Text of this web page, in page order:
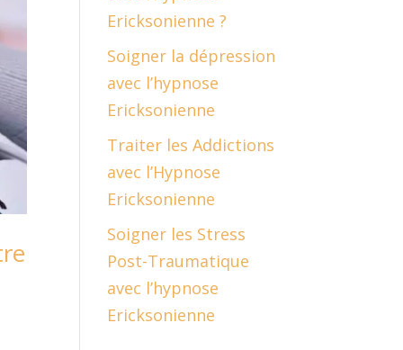
Ericksonienne ?
Soigner la dépression
avec l’hypnose
Ericksonienne
Traiter les Addictions
avec l’Hypnose
Ericksonienne
Soigner les Stress
Post-Traumatique
avec l’hypnose
Ericksonienne